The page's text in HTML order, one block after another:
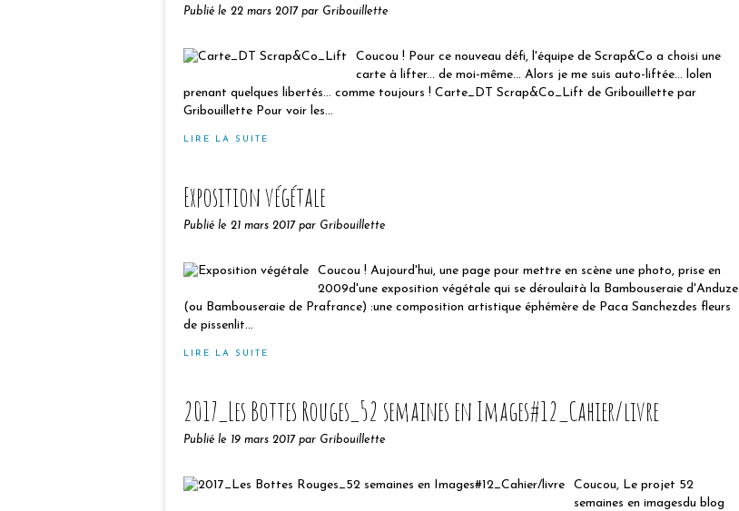
Publié le 22 mars 2017 par Gribouillette
Coucou ! Pour ce nouveau défi, l'équipe de Scrap&Co a choisi une
carte à lifter... de moi-même... Alors je me suis auto-liftée... lolen
prenant quelques libertés... comme toujours ! Carte_DT Scrap&Co_Lift de Gribouillette par
Gribouillette Pour voir les...
LIRE LA SUITE
Exposition végétale
Publié le 21 mars 2017 par Gribouillette
Coucou ! Aujourd'hui, une page pour mettre en scène une photo, prise en
2009d'une exposition végétale qui se déroulaità la Bambouseraie d'Anduze
(ou Bambouseraie de Prafrance) :une composition artistique éphémère de Paca Sanchezdes fleurs
de pissenlit...
LIRE LA SUITE
2017_Les Bottes Rouges_52 semaines en Images#12_Cahier/livre
Publié le 19 mars 2017 par Gribouillette
Coucou, Le projet 52
semaines en imagesdu blog